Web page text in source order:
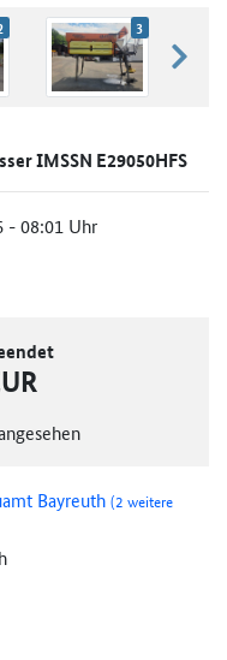
3
IMSSN E29050HFS
- 08:01 Uhr
Bayreuth(2 weitere